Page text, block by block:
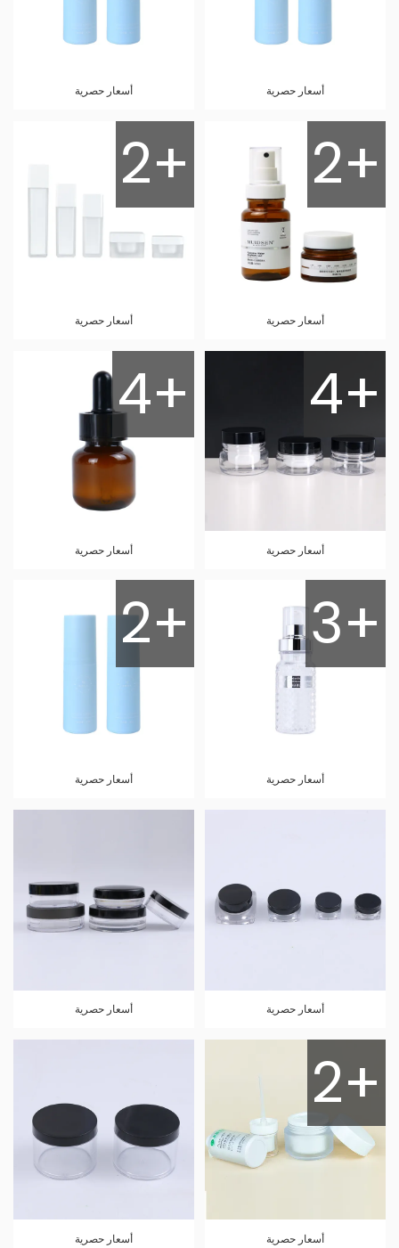
أسعار حصرية أسعار حصرية
2+
أسعار حصرية
2+
أسعار حصرية
4+
أسعار حصرية
4+
أسعار حصرية
3+
أسعار حصرية
2+
أسعار حصرية
أسعار حصرية أسعار حصرية
2+
أسعار حصرية أسعار حصرية